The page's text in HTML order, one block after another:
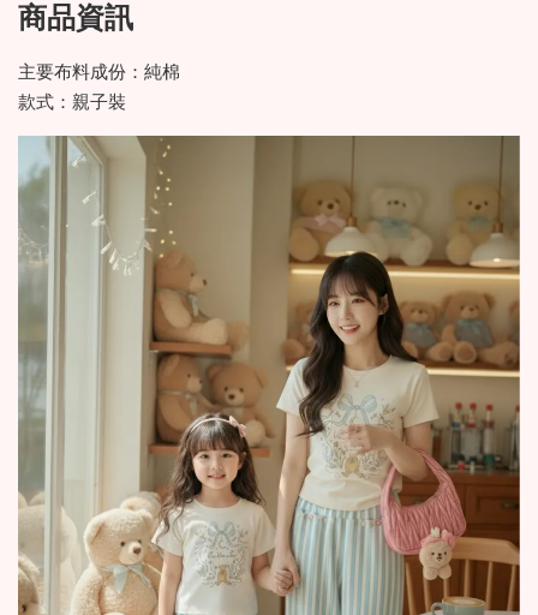
商品資訊
主要布料成份：純棉
款式：親子裝